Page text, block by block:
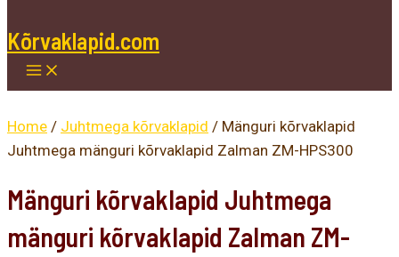
Kõrvaklapid.com
Home / Juhtmega kõrvaklapid / Mänguri kõrvaklapid
Juhtmega mänguri kõrvaklapid Zalman ZM-HPS300
Mänguri kõrvaklapid Juhtmega
mänguri kõrvaklapid Zalman ZM-